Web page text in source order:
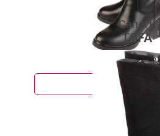
Сапоги
TOFA
8 190
Подробнее